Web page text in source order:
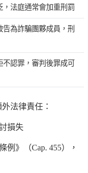
，法庭通常會加重刑罰
為詐騙團夥成員，刑
認罪，審判後罪成可
法律責任：
損失
例》（Cap. 455），